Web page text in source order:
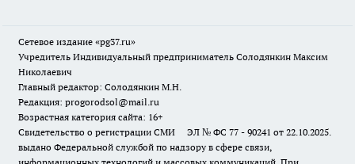
Сетевое издание «pg37.ru»
Учредитель Индивидуальный предприниматель Солодянкин Максим
Николаевич
Главный редактор: Солодянкин М.Н.
Редакция: progorodsol@mail.ru
Возрастная категория сайта: 16+
Свидетельство о регистрации СМИ ЭЛ № ФС 77 - 90241 от 22.10.2025.
выдано Федеральной службой по надзору в сфере связи,